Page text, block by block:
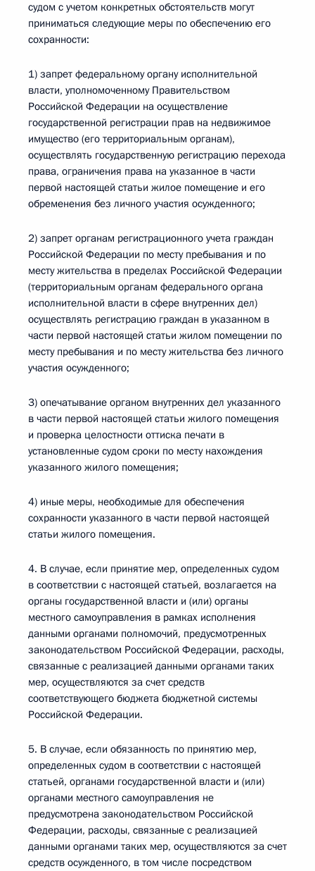
судом с учетом конкретных обстоятельств могут
приниматься следующие меры по обеспечению его
сохранности:
1) запрет федеральному органу исполнительной
власти, уполномоченному Правительством
Российской Федерации на осуществление
государственной регистрации прав на недвижимое
имущество (его территориальным органам),
осуществлять государственную регистрацию перехода
права, ограничения права на указанное в части
первой настоящей статьи жилое помещение и его
обременения без личного участия осужденного;
2) запрет органам регистрационного учета граждан
Российской Федерации по месту пребывания и по
месту жительства в пределах Российской Федерации
(территориальным органам федерального органа
исполнительной власти в сфере внутренних дел)
осуществлять регистрацию граждан в указанном в
части первой настоящей статьи жилом помещении по
месту пребывания и по месту жительства без личного
участия осужденного;
3) опечатывание органом внутренних дел указанного
в части первой настоящей статьи жилого помещения
и проверка целостности оттиска печати в
установленные судом сроки по месту нахождения
указанного жилого помещения;
4) иные меры, необходимые для обеспечения
сохранности указанного в части первой настоящей
статьи жилого помещения.
4. В случае, если принятие мер, определенных судом
в соответствии с настоящей статьей, возлагается на
органы государственной власти и (или) органы
местного самоуправления в рамках исполнения
данными органами полномочий, предусмотренных
законодательством Российской Федерации, расходы,
связанные с реализацией данными органами таких
мер, осуществляются за счет средств
соответствующего бюджета бюджетной системы
Российской Федерации.
5. В случае, если обязанность по принятию мер,
определенных судом в соответствии с настоящей
статьей, органами государственной власти и (или)
органами местного самоуправления не
предусмотрена законодательством Российской
Федерации, расходы, связанные с реализацией
данными органами таких мер, осуществляются за счет
средств осужденного, в том числе посредством